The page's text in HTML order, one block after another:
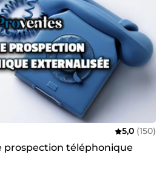
5,0 (150)
prospection téléphonique